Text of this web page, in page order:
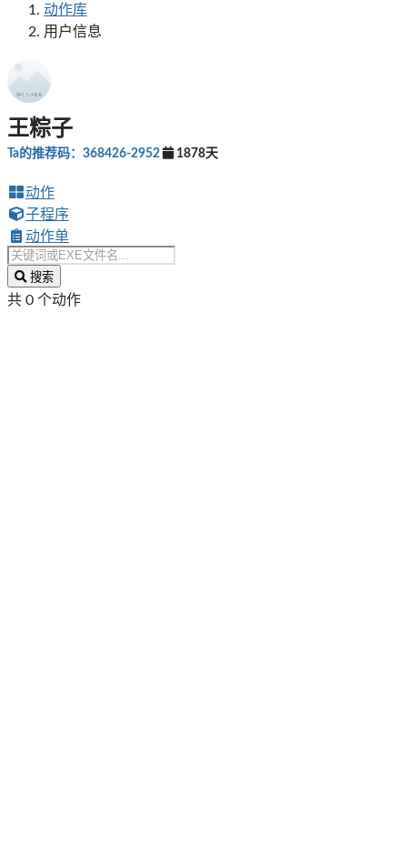
动作库
用户信息
王粽子
Ta的推荐码：368426-2952 1878天
动作
子程序
动作单
搜索
共 0 个动作